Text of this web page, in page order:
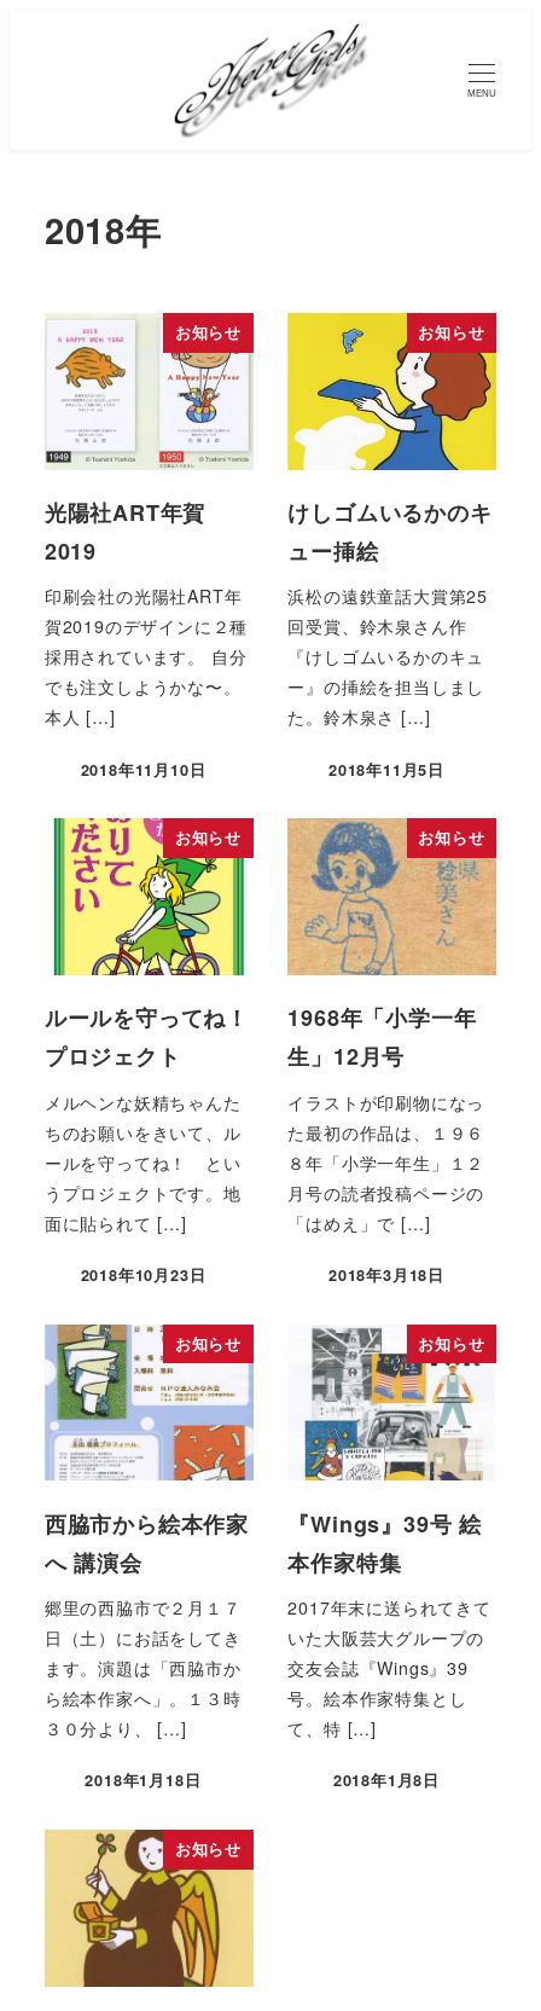
MENU
2018年
お知らせ
光陽社ART年賀
2019
印刷会社の光陽社ART年
賀2019のデザインに２種
採用されています。 自分
でも注文しようかな〜。
本人 […]
2018年11月10日
お知らせ
けしゴムいるかのキ
ュー挿絵
浜松の遠鉄童話大賞第25
回受賞、鈴木泉さん作
『けしゴムいるかのキュ
ー』の挿絵を担当しまし
た。鈴木泉さ […]
2018年11月5日
お知らせ
ルールを守ってね！
プロジェクト
メルヘンな妖精ちゃんた
ちのお願いをきいて、ル
ールを守ってね！ とい
うプロジェクトです。地
面に貼られて […]
2018年10月23日
お知らせ
1968年「小学一年
生」12月号
イラストが印刷物になっ
た最初の作品は、１９６
８年「小学一年生」１２
月号の読者投稿ページの
「はめえ」で […]
2018年3月18日
お知らせ
西脇市から絵本作家
へ 講演会
郷里の西脇市で２月１７
日（土）にお話をしてき
ます。演題は「西脇市か
ら絵本作家へ」。１３時
３０分より、 […]
2018年1月18日
お知らせ
『Wings』39号 絵
本作家特集
2017年末に送られてきて
いた大阪芸大グループの
交友会誌『Wings』39
号。絵本作家特集とし
て、特 […]
2018年1月8日
お知らせ